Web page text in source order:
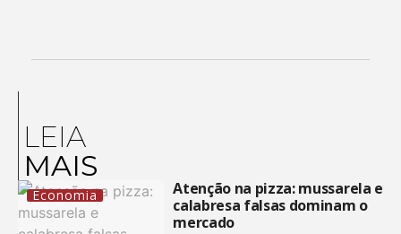
LEIA
MAIS
Economia
Atenção na pizza: mussarela e
calabresa falsas dominam o
mercado